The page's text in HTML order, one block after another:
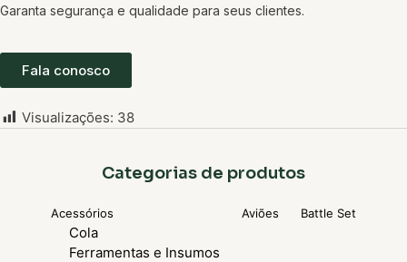
Garanta segurança e qualidade para seus clientes.
Fala conosco
Visualizações: 38
Categorias de produtos
Acessórios
Cola
Ferramentas e Insumos
Aviões Battle Set